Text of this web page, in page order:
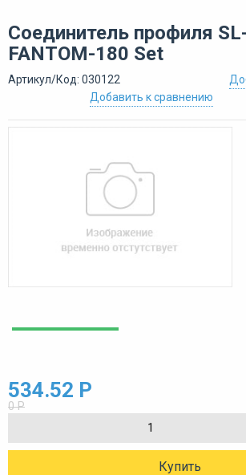
Cоединитель профиля
FANTOM-180 Set
Артикул/Код: 030122
Добавить к сравнению
534.52 Р
0 Р
Купить